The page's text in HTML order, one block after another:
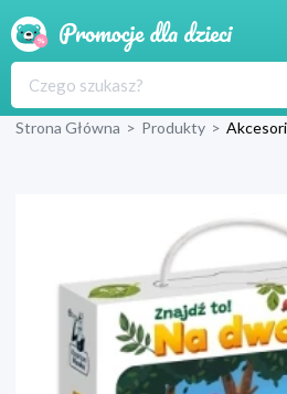
Produkty
Strona Główna > Produkty >